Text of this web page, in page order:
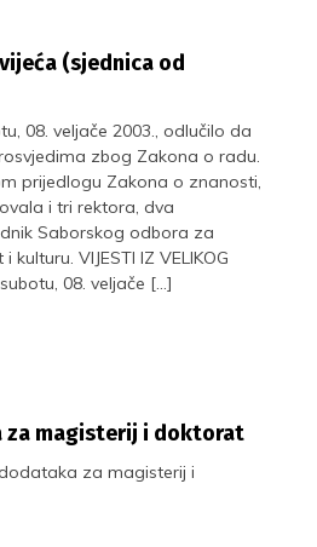
(sjednica od
08. veljače 2003., odlučilo da
zbog Zakona o radu.
prijedlogu Zakona o znanosti,
i tri rektora, dva
Saborskog odbora za
VIJESTI IZ VELIKOG
08. veljače […]
za magisterij i doktorat
za magisterij i